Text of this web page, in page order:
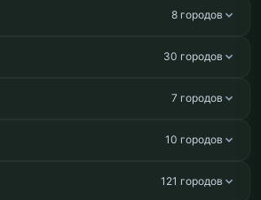
8 городов
30 городов
7 городов
10 городов
121 городов